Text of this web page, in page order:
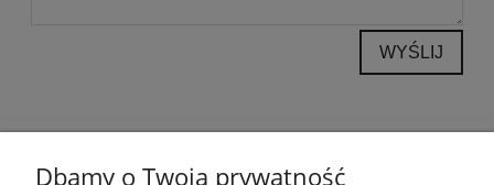
WYŚLIJ
Dbamy o Twoją prywatność